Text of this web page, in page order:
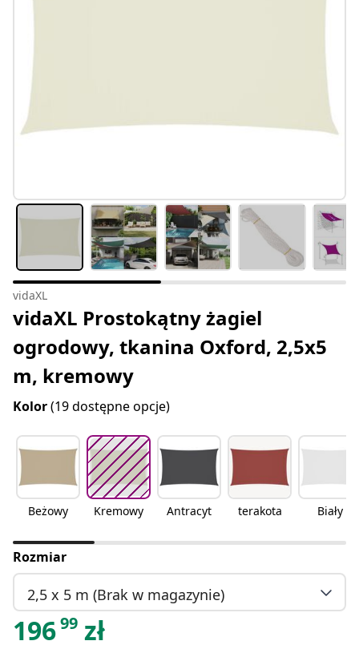
vidaXL
vidaXL Prostokątny żagiel
ogrodowy, tkanina Oxford, 2,5x5
m, kremowy
Kolor(19 dostępne opcje)
Beżowy Kremowy Antracyt terakota Biały
Rozmiar
2,5 x 5 m (Brak w magazynie)
19699 zł